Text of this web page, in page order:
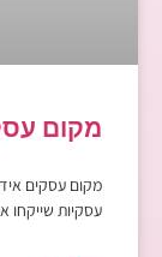
מקום
מקום עסקים
עסקיות שייקחו